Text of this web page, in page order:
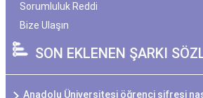
Sorumluluk Reddi
Bize Ulaşın
SON EKLENEN ŞARKI
Anadolu Üniversitesi öğrenci şifresi